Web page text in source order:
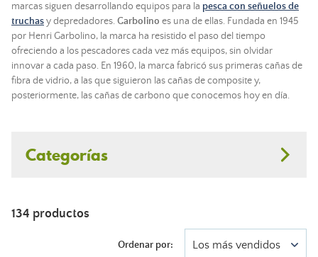
marcas siguen desarrollando equipos para la pesca con señuelos de
truchasy depredadores. Garbolino es una de ellas. Fundada en 1945
por Henri Garbolino, la marca ha resistido el paso del tiempo
ofreciendo a los pescadores cada vez más equipos, sin olvidar
innovar a cada paso. En 1960, la marca fabricó sus primeras cañas de
fibra de vidrio, a las que siguieron las cañas de composite y,
posteriormente, las cañas de carbono que conocemos hoy en día.
Categorías
134 productos
Ordenar por: Los más vendidos